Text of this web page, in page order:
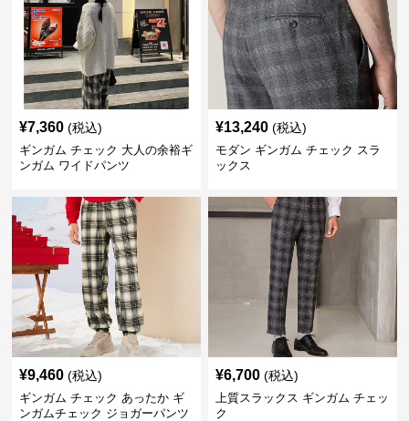
¥7,360 (税込)
ギンガム チェック 大人の余裕ギ
ンガム ワイドパンツ
¥13,240 (税込)
モダン ギンガム チェック スラ
ックス
¥9,460 (税込)
ギンガム チェック あったか ギ
ンガムチェック ジョガーパンツ
¥6,700 (税込)
上質スラックス ギンガム チェッ
ク